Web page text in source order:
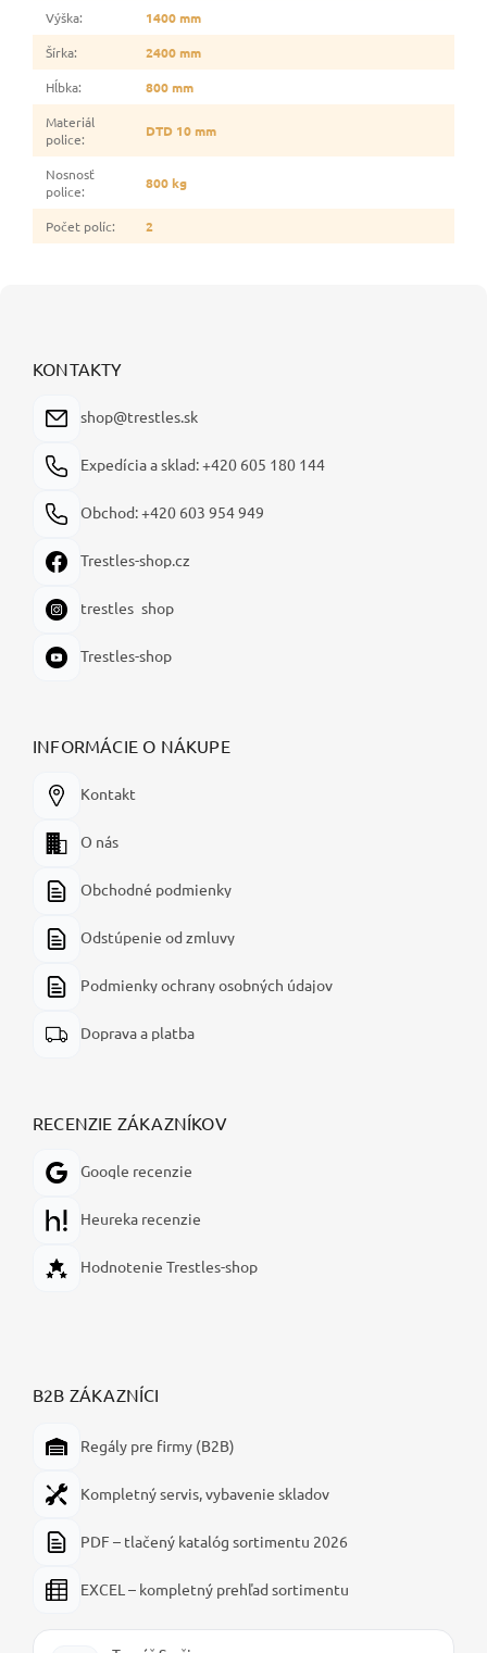
Výška:
1400 mm
Šírka:
2400 mm
Hĺbka:
800 mm
Materiál
police: DTD 10 mm
Nosnosť
police: 800 kg
Počet políc: 2
KONTAKTY
shop@trestles.sk
Expedícia a sklad: +420 605 180 144
Obchod: +420 603 954 949
Trestles-shop.cz
trestles_shop
Trestles-shop
INFORMÁCIE O NÁKUPE
Kontakt
O nás
Obchodné podmienky
Odstúpenie od zmluvy
Podmienky ochrany osobných údajov
Doprava a platba
RECENZIE ZÁKAZNÍKOV
Google recenzie
Heureka recenzie
Hodnotenie Trestles-shop
B2B ZÁKAZNÍCI
Regály pre firmy (B2B)
Kompletný servis, vybavenie skladov
PDF – tlačený katalóg sortimentu 2026
EXCEL – kompletný prehľad sortimentu